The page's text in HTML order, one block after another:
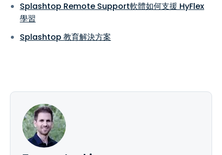
Splashtop Remote Support軟體如何支援 HyFlex
學習
Splashtop 教育解決方案